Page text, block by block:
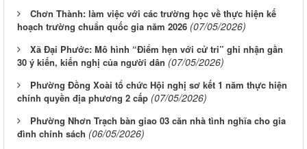
Chơn Thành: làm việc với các trường học về thực hiện kế
hoạch trường chuẩn quốc gia năm 2026 (07/05/2026)
Xã Đại Phước: Mô hình “Điểm hẹn với cử tri” ghi nhận gần
30 ý kiến, kiến nghị của người dân (07/05/2026)
Phường Đồng Xoài tổ chức Hội nghị sơ kết 1 năm thực hiện
chính quyền địa phương 2 cấp (07/05/2026)
Phường Nhơn Trạch bàn giao 03 căn nhà tình nghĩa cho gia
đình chính sách (06/05/2026)